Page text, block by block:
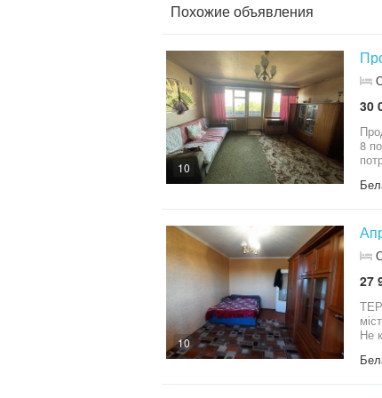
Похожие объявления
10
30
8
що
10
27
Не